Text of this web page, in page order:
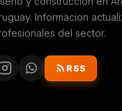
Informacion
del sector.
RSS